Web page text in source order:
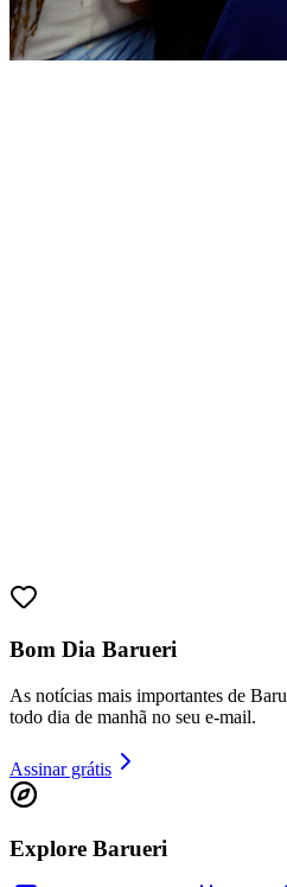
Bom Dia Barueri
As notícias mais importantes de
todo dia de manhã no seu e-mail.
Assinar grátis
Explore Barueri